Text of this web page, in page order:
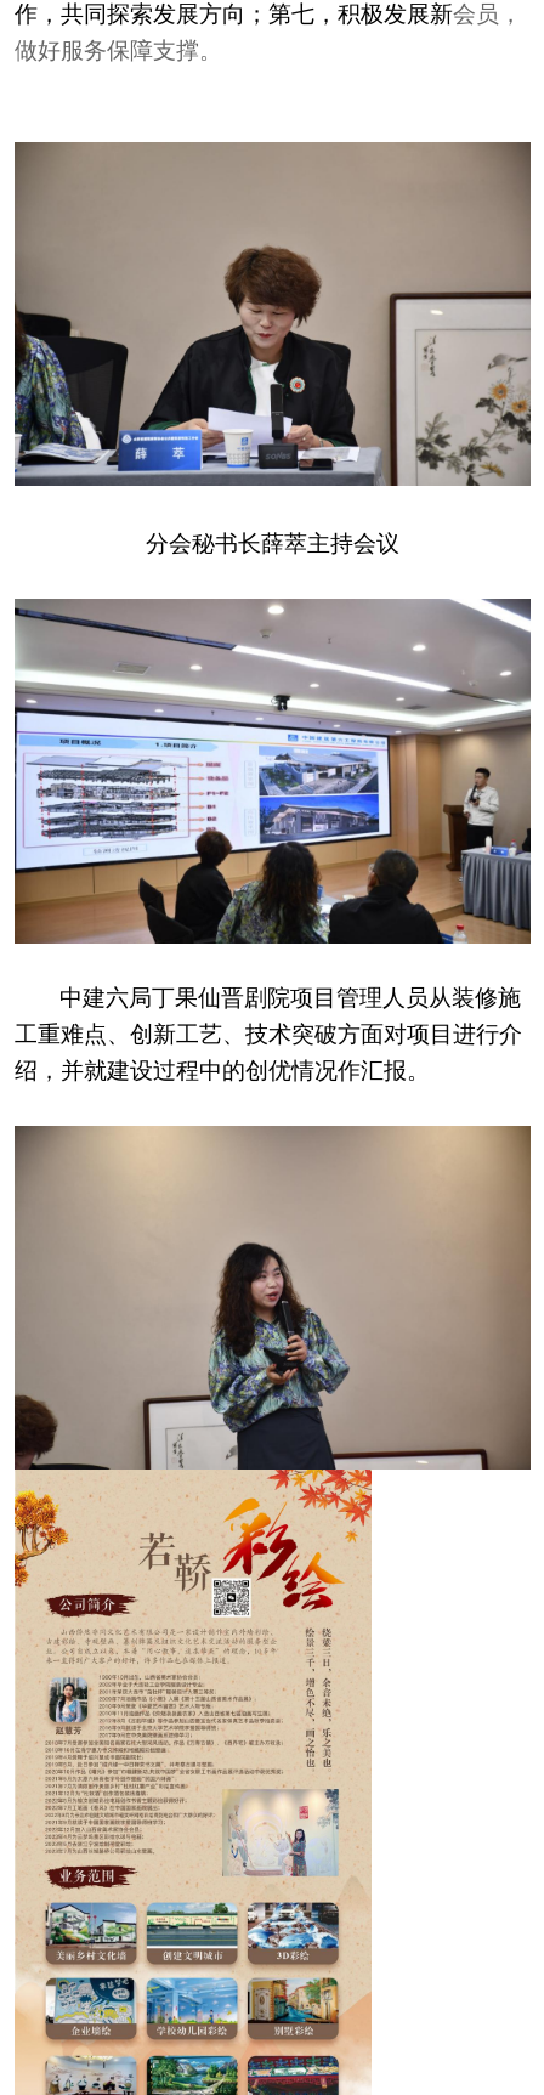
作，共同探索发展方向；第七，积极发展新会员，
做好服务保障支撑。
分会秘书长薛萃主持会议
中建六局丁果仙晋剧院项目管理人员从装修施
工重难点、创新工艺、技术突破方面对项目进行介
绍，并就建设过程中的创优情况作汇报。